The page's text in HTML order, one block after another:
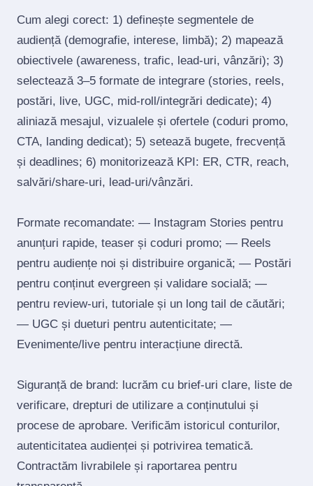
Cum alegi corect: 1) definește segmentele de
audiență (demografie, interese, limbă); 2) mapează
obiectivele (awareness, trafic, lead‑uri, vânzări); 3)
selectează 3–5 formate de integrare (stories, reels,
postări, live, UGC, mid‑roll/integrări dedicate); 4)
aliniază mesajul, vizualele și ofertele (coduri promo,
CTA, landing dedicat); 5) setează bugete, frecvență
și deadlines; 6) monitorizează KPI: ER, CTR, reach,
salvări/share‑uri, lead‑uri/vânzări.
Formate recomandate: — Instagram Stories pentru
anunțuri rapide, teaser și coduri promo; — Reels
pentru audiențe noi și distribuire organică; — Postări
pentru conținut evergreen și validare socială; —
pentru review‑uri, tutoriale și un long tail de căutări;
— UGC și dueturi pentru autenticitate; —
Evenimente/live pentru interacțiune directă.
Siguranță de brand: lucrăm cu brief‑uri clare, liste de
verificare, drepturi de utilizare a conținutului și
procese de aprobare. Verificăm istoricul conturilor,
autenticitatea audienței și potrivirea tematică.
Contractăm livrabilele și raportarea pentru